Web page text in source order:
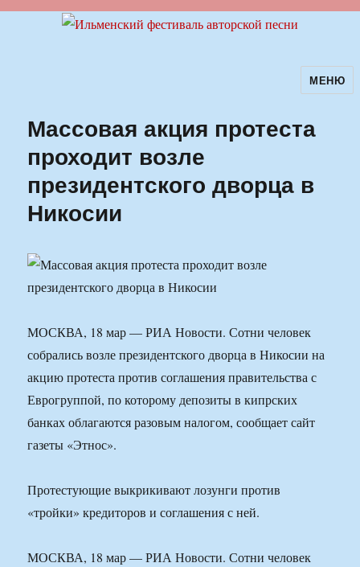
Ильменский фестиваль авторскойМЕНЮ
Массовая акция протеста
проходит возле
президентского дворца в
Никосии
МОСКВА, 18 мар — РИА Новости. Сотни человек
собрались возле президентского дворца в Никосии на
акцию протеста против соглашения правительства с
Еврогруппой, по которому депозиты в кипрских
банках облагаются разовым налогом, сообщает сайт
газеты «Этнос».
Протестующие выкрикивают лозунги против
«тройки» кредиторов и соглашения с ней.
МОСКВА, 18 мар — РИА Новости. Сотни человек